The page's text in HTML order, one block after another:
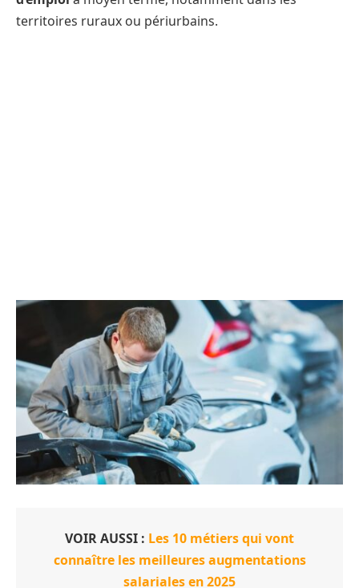
territoires ruraux ou périurbains.
VOIR AUSSI : Les 10 métiers qui vont
connaître les meilleures augmentations
salariales en 2025